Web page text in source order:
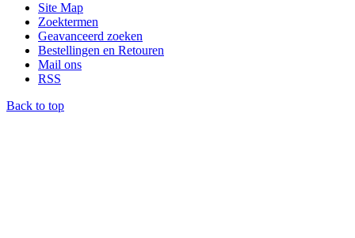
Site Map
Zoektermen
Geavanceerd zoeken
Bestellingen en Retouren
Mail ons
RSS
Back to top